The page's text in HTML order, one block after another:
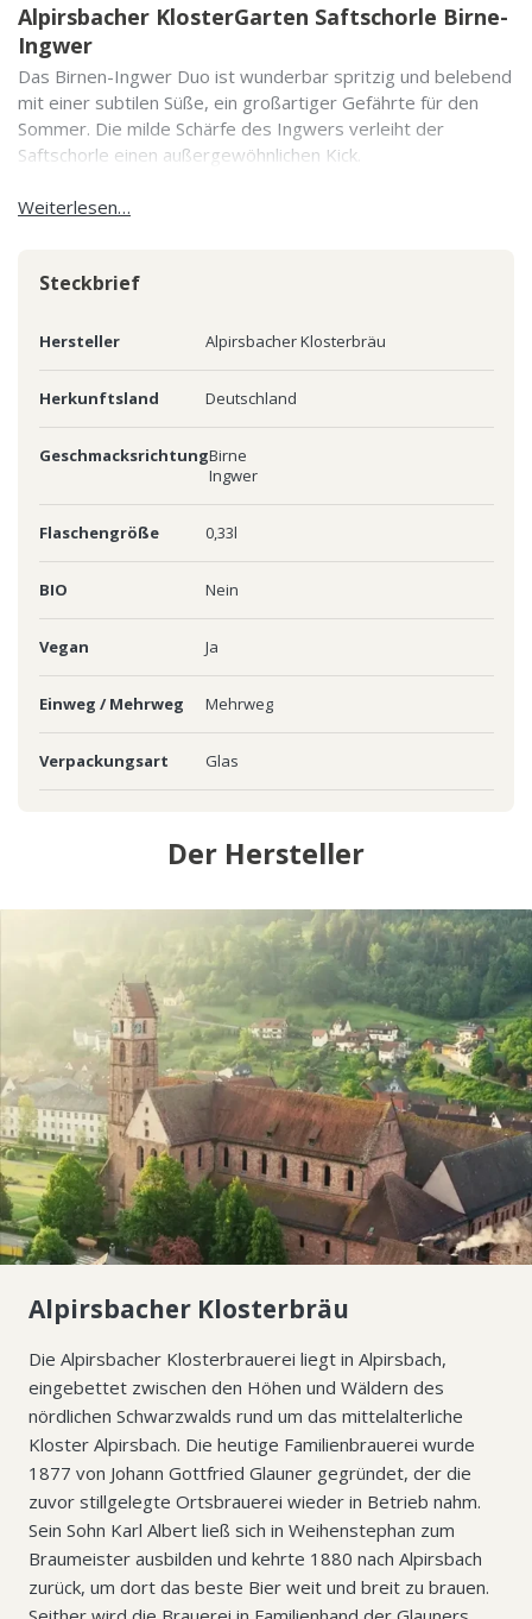
Alpirsbacher KlosterGarten Saftschorle Birne-
Ingwer
Das Birnen-Ingwer Duo ist wunderbar spritzig und belebend
mit einer subtilen Süße, ein großartiger Gefährte für den
Sommer. Die milde Schärfe des Ingwers verleiht der
Saftschorle einen außergewöhnlichen Kick.
Weiterlesen…
Steckbrief
Hersteller Alpirsbacher Klosterbräu
Herkunftsland Deutschland
GeschmacksrichtungBirne
Ingwer
Flaschengröße 0,33l
BIO Nein
Vegan Ja
Einweg / Mehrweg Mehrweg
Verpackungsart Glas
Der Hersteller
Alpirsbacher Klosterbräu
Die Alpirsbacher Klosterbrauerei liegt in Alpirsbach,
eingebettet zwischen den Höhen und Wäldern des
nördlichen Schwarzwalds rund um das mittelalterliche
Kloster Alpirsbach. Die heutige Familienbrauerei wurde
1877 von Johann Gottfried Glauner gegründet, der die
zuvor stillgelegte Ortsbrauerei wieder in Betrieb nahm.
Sein Sohn Karl Albert ließ sich in Weihenstephan zum
Braumeister ausbilden und kehrte 1880 nach Alpirsbach
zurück, um dort das beste Bier weit und breit zu brauen.